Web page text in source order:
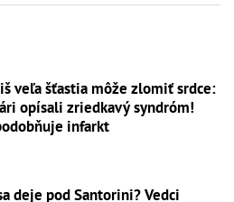
veľa šťastia môže zlomiť srdce:
opísali zriedkavý syndróm!
infarkt
deje pod Santorini? Vedci